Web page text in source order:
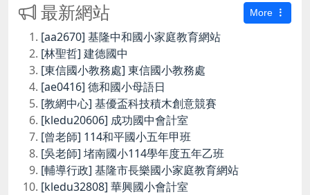
最新網站 More
[aa2670] 基隆中和國小家庭教育網站
[林聖哲] 建德國中
[東信國小教務處] 東信國小教務處
[ae0416] 德和國小母語日
[教網中心] 基優盃科技積木創意競賽
[kledu20606] 成功國中會計室
[曾老師] 114和平國小五年甲班
[吳老師] 堵南國小114學年度五年乙班
[輔導行政] 基隆市長樂國小家庭教育網站
[kledu32808] 華興國小會計室